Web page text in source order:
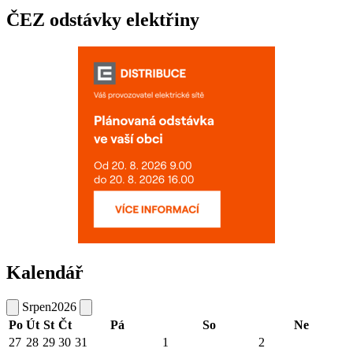
ČEZ odstávky elektřiny
Kalendář
Srpen2026
Po Út St Čt Pá So
Ne
27 28 29 30 31 1 2